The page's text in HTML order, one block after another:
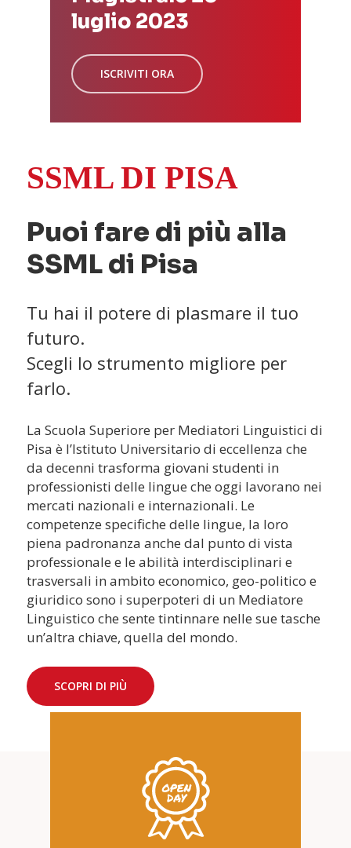
luglio 2023
ISCRIVITI ORA
SSML DI PISA
Puoi fare di più alla
SSML di Pisa
Tu hai il potere di plasmare il tuo
futuro.
Scegli lo strumento migliore per
farlo.
La Scuola Superiore per Mediatori Linguistici di
Pisa è l’Istituto Universitario di eccellenza che
da decenni trasforma giovani studenti in
professionisti delle lingue che oggi lavorano nei
mercati nazionali e internazionali. Le
competenze specifiche delle lingue, la loro
piena padronanza anche dal punto di vista
professionale e le abilità interdisciplinari e
trasversali in ambito economico, geo-politico e
giuridico sono i superpoteri di un Mediatore
Linguistico che sente tintinnare nelle sue tasche
un’altra chiave, quella del mondo.
SCOPRI DI PIÙ